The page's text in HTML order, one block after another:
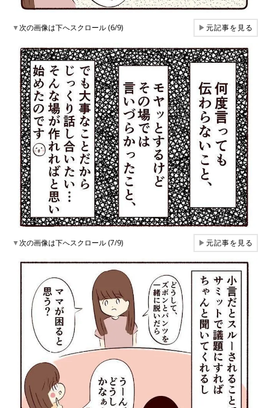
▼次の画像は下へスクロール (6/9) ▶元記事を見る
▼次の画像は下へスクロール (7/9) ▶元記事を見る